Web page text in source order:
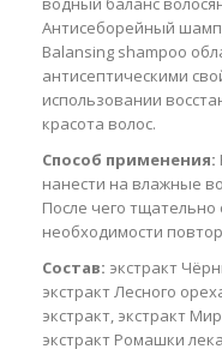
Антисеборейный
Balansing shampoo
антисептическими
использовании
красота волос.
Способ применения:
нанести на влажные
После чего
необходимости
Состав: экстракт
экстракт Лесного
экстракт, экстракт
экстракт Ромашки